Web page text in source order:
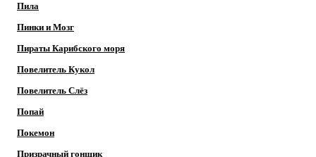
Пила
Пинки и Мозг
Пираты Карибского моря
Повелитель Кукол
Повелитель Слёз
Попай
Покемон
Призрачный гонщик